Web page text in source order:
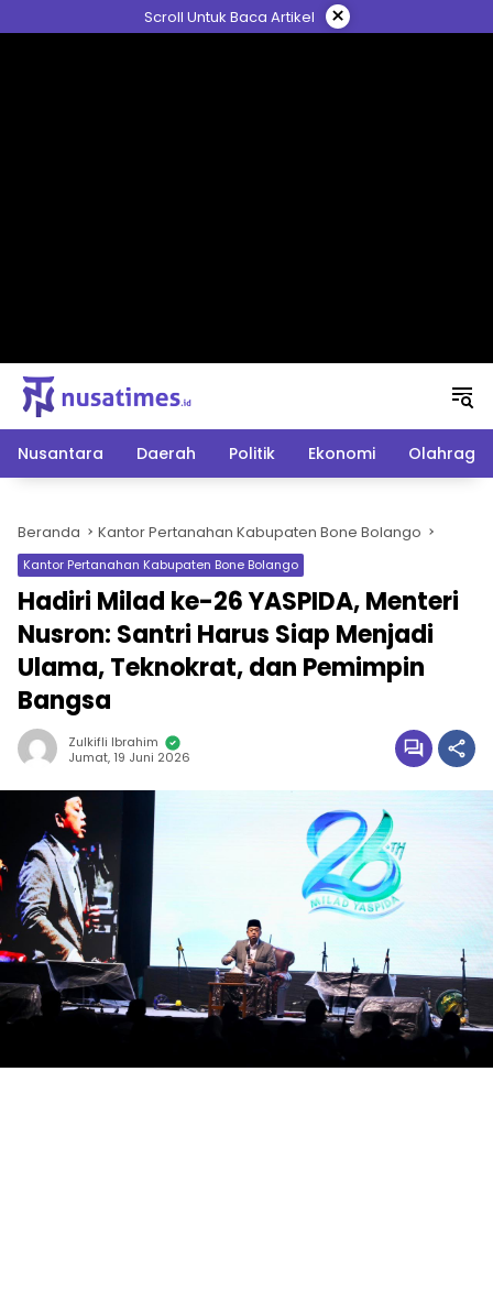
ke
Scroll Untuk Baca Artikel ×
Nusantara Daerah Politik Ekonomi Olahraga
Beranda Kantor Pertanahan Kabupaten Bone Bolango
Kantor Pertanahan Kabupaten Bone Bolango
Hadiri Milad ke-26 YASPIDA, Menteri
Nusron: Santri Harus Siap Menjadi
Ulama, Teknokrat, dan Pemimpin
Bangsa
Zulkifli Ibrahim
Jumat, 19 Juni 2026